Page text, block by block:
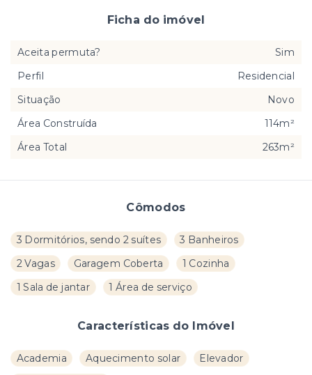
Cômodos
3 Dormitórios, sendo 2 suítes
3 Banheiros
2 Vagas
Garagem Coberta
1 Cozinha
1 Sala de jantar
1 Área de serviço
Características do Imóvel
Academia Aquecimento solar
Elevador
Ficha do imóvel
Aceita permuta?
Sim
Perfil
Residencial
Situação
Novo
Área Construída
114m²
Área Total
263m²